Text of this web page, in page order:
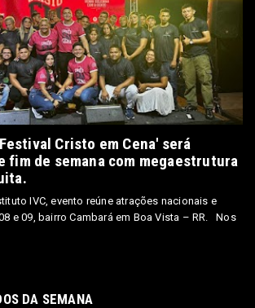
Festival Cristo em Cena' será
fim de semana com megaestrutura
IVC, evento reúne atrações nacionais e
e 09, bairro Cambará em Boa Vista – RR. Nos
DA SEMANA